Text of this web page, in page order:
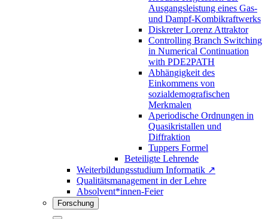
Ausgangsleistung eines Gas-
und Dampf-Kombikraftwerks
Diskreter Lorenz Attraktor
Controlling Branch Switching
in Numerical Continuation
with PDE2PATH
Abhängigkeit des
Einkommens von
sozialdemografischen
Merkmalen
Aperiodische Ordnungen in
Quasikristallen und
Diffraktion
Tuppers Formel
Beteiligte Lehrende
Weiterbildungsstudium Informatik ↗
Qualitätsmanagement in der Lehre
Absolvent*innen-Feier
Forschung